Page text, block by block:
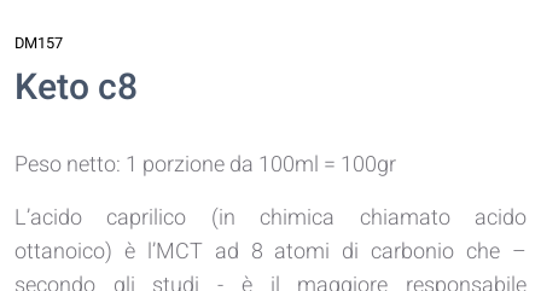
DM157
Keto c8
Peso netto: 1 porzione da 100ml = 100gr
L’acido caprilico (in chimica chiamato acido
ottanoico) è l’MCT ad 8 atomi di carbonio che –